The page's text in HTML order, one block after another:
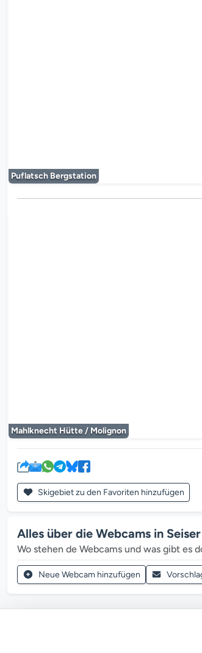
Puflatsch Bergstation
Mahlknecht Hütte / Molignon
Skigebiet zu den Favoriten hinzufügen
Alles über die Webcams in
Wo stehen de Webcams und was gibt es
Neue Webcam hinzufügen